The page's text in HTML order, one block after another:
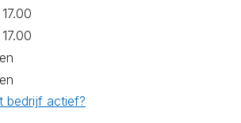
bedrijf actief?